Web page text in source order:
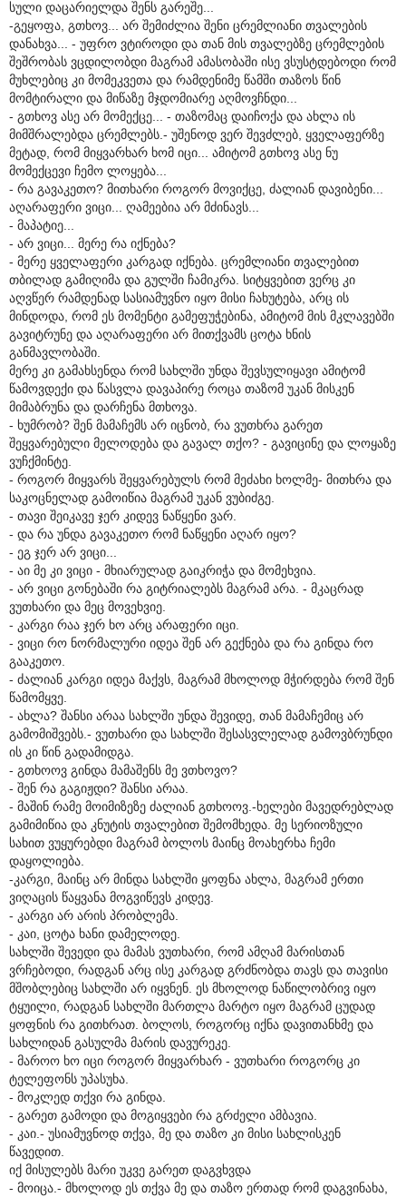
სული დაცარიელდა შენს გარეშე...
-გეყოფა, გთხოვ... არ შემიძლია შენი ცრემლიანი თვალების
დანახვა... - უფრო ვტიროდი და თან მის თვალებზე ცრემლების
შეშრობას ვცდილობდი მაგრამ ამასობაში ისე ვსუსტდებოდი რომ
მუხლებიც კი მომეკვეთა და რამდენიმე წამში თაზოს წინ
მომტირალი და მიწაზე მჯდომიარე აღმოვჩნდი...
- გთხოვ ასე არ მომექცე... - თაზომაც დაიჩოქა და ახლა ის
მიმშრალებდა ცრემლებს.- უშენოდ ვერ შევძლებ, ყველაფერზე
მეტად, რომ მიყვარხარ ხომ იცი... ამიტომ გთხოვ ასე ნუ
მომექცევი ჩემო ლოყება...
- რა გავაკეთო? მითხარი როგორ მოვიქცე, ძალიან დავიბენი...
აღარაფერი ვიცი... ღამეებია არ მძინავს...
- მაპატიე...
- არ ვიცი... მერე რა იქნება?
- მერე ყველაფერი კარგად იქნება. ცრემლიანი თვალებით
თბილად გამიღიმა და გულში ჩამიკრა. სიტყვებით ვერც კი
აღვწერ რამდენად სასიამუვნო იყო მისი ჩახუტება, არც ის
მინდოდა, რომ ეს მომენტი გამეფუჭებინა, ამიტომ მის მკლავებში
გავიტრუნე და აღარაფერი არ მითქვამს ცოტა ხნის
განმავლობაში.
მერე კი გამახსენდა რომ სახლში უნდა შევსულიყავი ამიტომ
წამოვდექი და წასვლა დავაპირე როცა თაზომ უკან მისკენ
მიმაბრუნა და დარჩენა მთხოვა.
- ხუმრობ? შენ მამაჩემს არ იცნობ, რა ვუთხრა გარეთ
შეყვარებული მელოდება და გავალ თქო? - გავიცინე და ლოყაზე
ვუჩქმინტე.
- როგორ მიყვარს შეყვარებულს რომ მეძახი ხოლმე- მითხრა და
საკოცნელად გამოიწია მაგრამ უკან ვუბიძგე.
- თავი შეიკავე ჯერ კიდევ ნაწყენი ვარ.
- და რა უნდა გავაკეთო რომ ნაწყენი აღარ იყო?
- ეგ ჯერ არ ვიცი...
- აი მე კი ვიცი - მხიარულად გაიკრიჭა და მომეხვია.
- არ ვიცი გონებაში რა გიტრიალებს მაგრამ არა. - მკაცრად
ვუთხარი და მეც მოვეხვიე.
- კარგი რაა ჯერ ხო არც არაფერი იცი.
- ვიცი რო ნორმალური იდეა შენ არ გექნება და რა გინდა რო
გააკეთო.
- ძალიან კარგი იდეა მაქვს, მაგრამ მხოლოდ მჭირდება რომ შენ
წამომყვე.
- ახლა? შანსი არაა სახლში უნდა შევიდე, თან მამაჩემიც არ
გამომიშვებს.- ვუთხარი და სახლში შესასვლელად გამოვბრუნდი
ის კი წინ გადამიდგა.
- გთხოოვ გინდა მამაშენს მე ვთხოვო?
- შენ რა გაგიჟდი? შანსი არაა.
- მაშინ რამე მოიმიზეზე ძალიან გთხოოვ.-ხელები მავედრებლად
გამიმიწია და კნუტის თვალებით შემომხედა. მე სერიოზული
სახით ვუყურებდი მაგრამ ბოლოს მაინც მოახერხა ჩემი
დაყოლიება.
-კარგი, მაინც არ მინდა სახლში ყოფნა ახლა, მაგრამ ერთი
ვიღაცის წაყვანა მოგვიწევს კიდევ.
- კარგი არ არის პრობლემა.
- კაი, ცოტა ხანი დამელოდე.
სახლში შევედი და მამას ვუთხარი, რომ ამღამ მარისთან
ვრჩებოდი, რადგან არც ისე კარგად გრძნობდა თავს და თავისი
მშობლებიც სახლში არ იყვნენ. ეს მხოლოდ ნაწილობრივ იყო
ტყუილი, რადგან სახლში მართლა მარტო იყო მაგრამ ცუდად
ყოფნის რა გითხრათ. ბოლოს, როგორც იქნა დავითანხმე და
სახლიდან გასულმა მარის დავურეკე.
- მაროო ხო იცი როგორ მიყვარხარ - ვუთხარი როგორც კი
ტელეფონს უპასუხა.
- მოკლედ თქვი რა გინდა.
- გარეთ გამოდი და მოგიყვები რა გრძელი ამბავია.
- კაი.- უსიამუვნოდ თქვა, მე და თაზო კი მისი სახლისკენ
წავედით.
იქ მისულებს მარი უკვე გარეთ დაგვხვდა
- მოიცა.- მხოლოდ ეს თქვა მე და თაზო ერთად რომ დაგვინახა,